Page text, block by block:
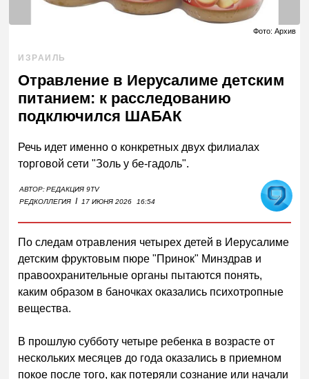
Фото: Архив
ИЗРАИЛЬ
Отравление в Иерусалиме детским
питанием: к расследованию
подключился ШАБАК
Речь идет именно о конкретных двух филиалах
торговой сети "Золь у бе-гадоль".
АВТОР:РЕДАКЦИЯ 9TV
РЕДКОЛЛЕГИЯ I 17 ИЮНЯ 2026 16:54
По следам отравления четырех детей в Иерусалиме
детским фруктовым пюре "Принок" Минздрав и
правоохранительные органы пытаются понять,
каким образом в баночках оказались психотропные
вещества.
В прошлую субботу четыре ребенка в возрасте от
нескольких месяцев до года оказались в приемном
покое после того, как потеряли сознание или начали